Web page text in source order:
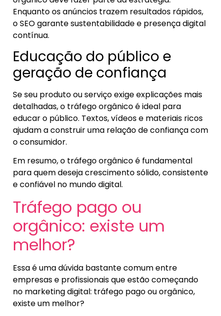
Enquanto os anúncios trazem resultados rápidos,
o SEO garante sustentabilidade e presença digital
contínua.
Educação do público e
geração de confiança
Se seu produto ou serviço exige explicações mais
detalhadas, o tráfego orgânico é ideal para
educar o público. Textos, vídeos e materiais ricos
ajudam a construir uma relação de confiança com
o consumidor.
Em resumo, o tráfego orgânico é fundamental
para quem deseja crescimento sólido, consistente
e confiável no mundo digital.
Tráfego pago ou
orgânico: existe um
melhor?
Essa é uma dúvida bastante comum entre
empresas e profissionais que estão começando
no marketing digital: tráfego pago ou orgânico,
existe um melhor?